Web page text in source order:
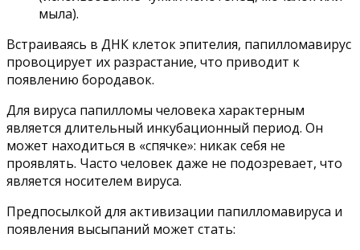
мыла).
Встраиваясь в ДНК клеток эпителия, папилломавирус
провоцирует их разрастание, что приводит к
появлению бородавок.
Для вируса папилломы человека характерным
является длительный инкубационный период. Он
может находиться в «спячке»: никак себя не
проявлять. Часто человек даже не подозревает, что
является носителем вируса.
Предпосылкой для активизации папилломавируса и
появления высыпаний может стать: